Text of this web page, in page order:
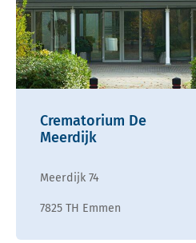
Crematorium De
Meerdijk
Meerdijk 74
7825 TH Emmen